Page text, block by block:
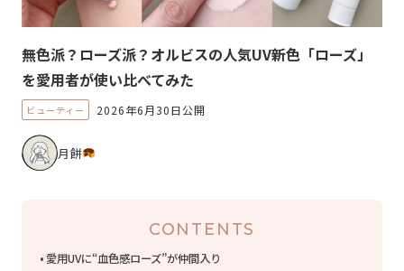
無色派？ローズ派？オルビスの人気UV新色「ローズ」
を愛用者が使い比べてみた
ビューティー 2026年6月30日公開
月餅
CONTENTS
愛用UVに“血色感ローズ”が仲間入り